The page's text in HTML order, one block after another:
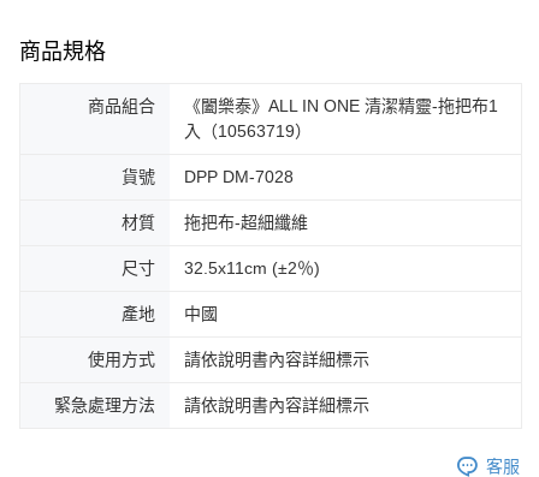
商品規格
商品組合
《闔樂泰》ALL IN ONE 清潔精靈-拖把布1
入（10563719）
貨號 DPP DM-7028
材質 拖把布-超細纖維
尺寸 32.5x11cm (±2％)
產地 中國
使用方式 請依說明書內容詳細標示
緊急處理方法 請依說明書內容詳細標示
客服